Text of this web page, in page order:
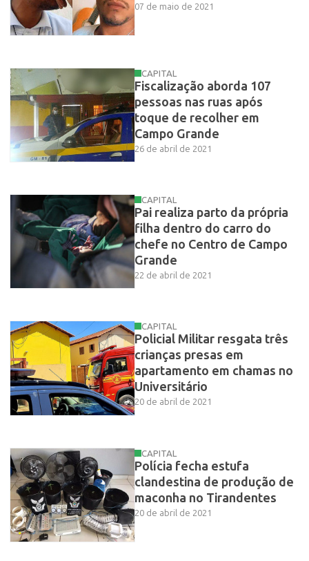
07 de maio de 2021
CAPITAL
Fiscalização aborda 107
pessoas nas ruas após
toque de recolher em
Campo Grande
26 de abril de 2021
CAPITAL
Pai realiza parto da própria
filha dentro do carro do
chefe no Centro de Campo
Grande
22 de abril de 2021
CAPITAL
Policial Militar resgata três
crianças presas em
apartamento em chamas no
Universitário
20 de abril de 2021
CAPITAL
Polícia fecha estufa
clandestina de produção de
maconha no Tirandentes
20 de abril de 2021